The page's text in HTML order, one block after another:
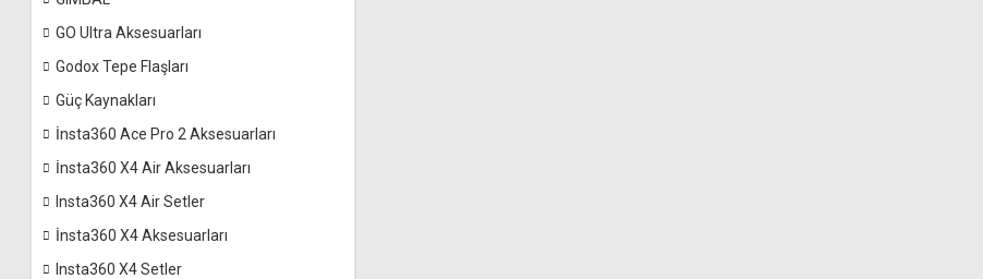
GO Ultra Aksesuarları
Godox Tepe Flaşları
Güç Kaynakları
İnsta360 Ace Pro 2 Aksesuarları
İnsta360 X4 Air Aksesuarları
Insta360 X4 Air Setler
İnsta360 X4 Aksesuarları
Insta360 X4 Setler